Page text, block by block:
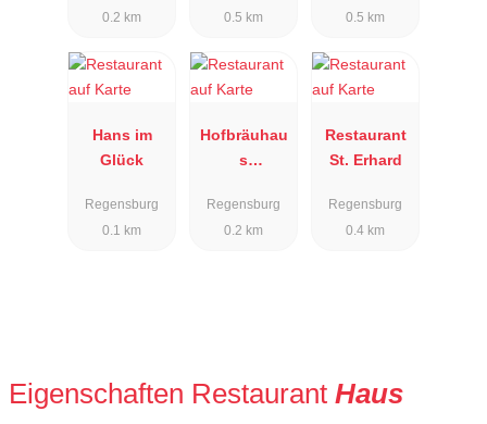
0.2 km
0.5 km
0.5 km
Hans im
Glück
Regensburg
0.1 km
Hofbräuhau
s
Regensburg
0.2 km
Restaurant
St. Erhard
Regensburg
0.4 km
Eigenschaften Restaurant Haus